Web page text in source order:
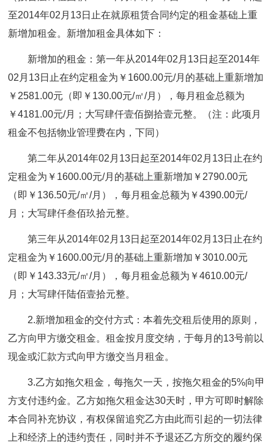
至2014年02月13日止在就原租赁合同约定的租金基础上重
新增加租金。新增加租金具体如下：
新增加的租金：第一年从2014年02月13日起至2014年
02月13日止在约定租金为￥1600.00元/月的基础上重新增加
￥2581.00元（即￥130.00元/㎡/月），每月租金总额为
￥4181.00元/月；大写肆仟壹佰捌拾壹元整。（注：此项月
租金不包括物业管理费在内，下同）
第二年从2014年02月13日起至2014年02月13日止在约
定租金为￥1600.00元/月的基础上重新增加￥2790.00元
（即￥136.50元/㎡/月），每月租金总额为￥4390.00元/
月；大写肆仟叁佰玖拾元整。
第三年从2014年02月13日起至2014年02月13日止在约
定租金为￥1600.00元/月的基础上重新增加￥3010.00元
（即￥143.33元/㎡/月），每月租金总额为￥4610.00元/
月；大写肆仟陆佰壹拾元整。
2.新增加租金的交付方式：本着先交租后使用的原则，
乙方向甲方缴交租金。租金按月度交纳，于每月的13号前以
现金或汇款方式向甲方缴交当月租金。
3.乙方如拖欠租金，每拖欠一天，按拖欠租金的5%向甲
方支付违约金。乙方如拖欠租金达30天时，甲方可即时解除
本合同补充协议，有权保留追究乙方由此而引起的一切法律
上和经济上的违约责任，同时并不予退还乙方所交的履约保